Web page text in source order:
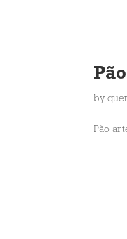
by
Pão